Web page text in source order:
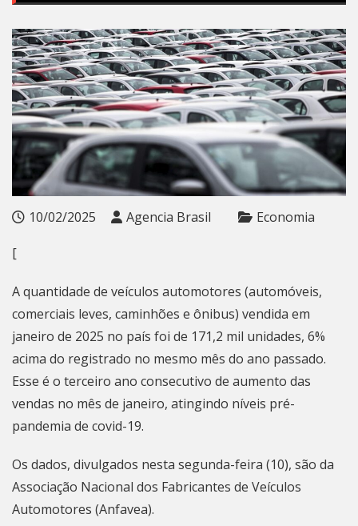
10/02/2025 Agencia Brasil Economia
[
A quantidade de veículos automotores (automóveis,
comerciais leves, caminhões e ônibus) vendida em
janeiro de 2025 no país foi de 171,2 mil unidades, 6%
acima do registrado no mesmo mês do ano passado.
Esse é o terceiro ano consecutivo de aumento das
vendas no mês de janeiro, atingindo níveis pré-
pandemia de covid-19.
Os dados, divulgados nesta segunda-feira (10), são da
Associação Nacional dos Fabricantes de Veículos
Automotores (Anfavea).